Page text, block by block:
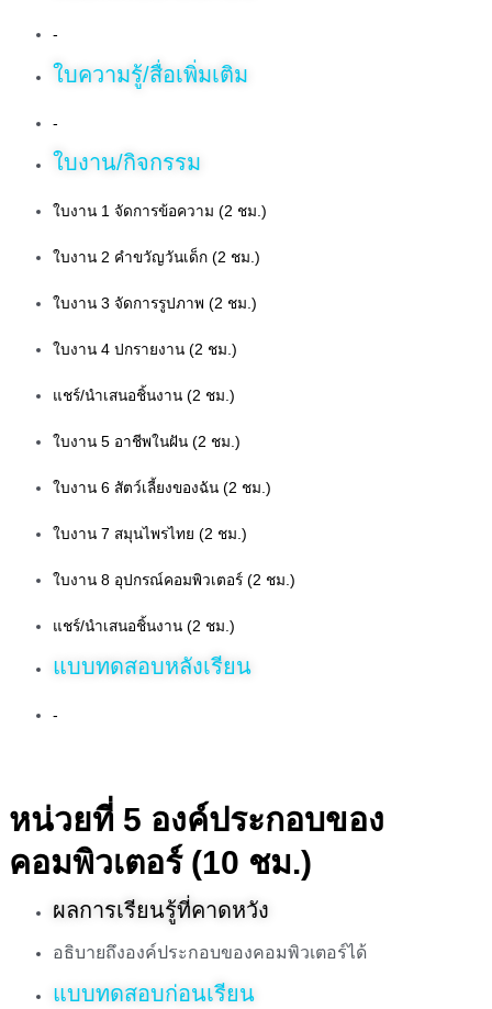
-
ใบความรู้/สื่อเพิ่มเติม
-
ใบงาน/กิจกรรม
ใบงาน 1 จัดการข้อความ (2 ชม.)
ใบงาน 2 คำขวัญวันเด็ก (2 ชม.)
ใบงาน 3 จัดการรูปภาพ (2 ชม.)
ใบงาน 4 ปกรายงาน (2 ชม.)
แชร์/นำเสนอชิ้นงาน (2 ชม.)
ใบงาน 5 อาชีพในฝัน (2 ชม.)
ใบงาน 6 สัตว์เลี้ยงของฉัน (2 ชม.)
ใบงาน 7 สมุนไพรไทย (2 ชม.)
ใบงาน 8 อุปกรณ์คอมพิวเตอร์ (2 ชม.)
แชร์/นำเสนอชิ้นงาน (2 ชม.)
แบบทดสอบหลังเรียน
-
หน่วยที่ 5 องค์ประกอบของ
คอมพิวเตอร์ (10 ชม.)
ผลการเรียนรู้ที่คาดหวัง
อธิบายถึงองค์ประกอบของคอมพิวเตอร์ได้
แบบทดสอบก่อนเรียน